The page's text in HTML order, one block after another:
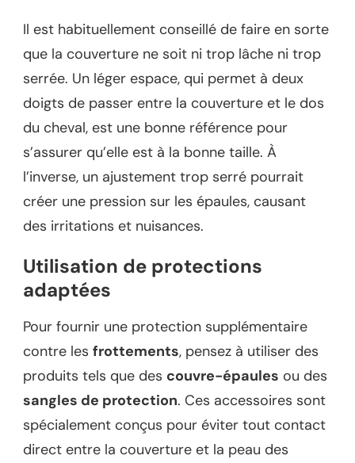
Il est habituellement conseillé de faire en sorte
que la couverture ne soit ni trop lâche ni trop
serrée. Un léger espace, qui permet à deux
doigts de passer entre la couverture et le dos
du cheval, est une bonne référence pour
s’assurer qu’elle est à la bonne taille. À
l’inverse, un ajustement trop serré pourrait
créer une pression sur les épaules, causant
des irritations et nuisances.
Utilisation de protections
adaptées
Pour fournir une protection supplémentaire
contre les frottements, pensez à utiliser des
produits tels que des couvre-épaules ou des
sangles de protection. Ces accessoires sont
spécialement conçus pour éviter tout contact
direct entre la couverture et la peau des